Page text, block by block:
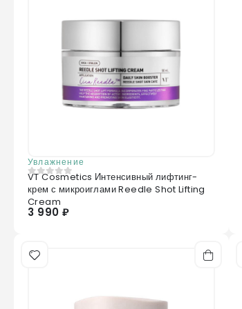
Увлажнение
0 из 5
VT Cosmetics Интенсивный лифтинг-
крем с микроиглами Reedle Shot Lifting
Cream
3 990 ₽